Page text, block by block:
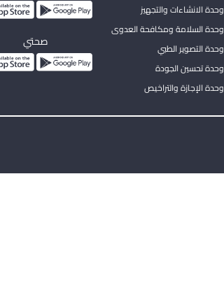
وحدة الانشاءات والتجهيز
وحدة السلامة ومكافحة العدوى
وحدة التصوير الطبي
وحدة تحسين الجودة
وحدة الإجازة والتراخيص
صحتي